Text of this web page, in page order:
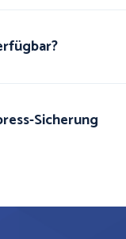
Sicherung